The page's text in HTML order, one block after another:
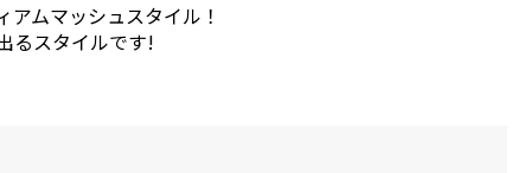
ムマッシュスタイル！
るスタイルです!